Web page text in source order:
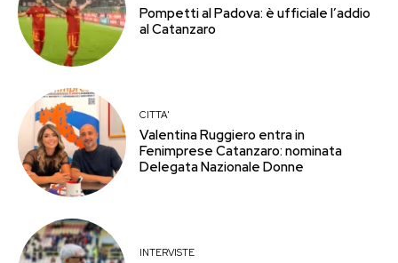
Pompetti al Padova: è ufficiale l’addio
al Catanzaro
CITTA'
Valentina Ruggiero entra in
Fenimprese Catanzaro: nominata
Delegata Nazionale Donne
INTERVISTE